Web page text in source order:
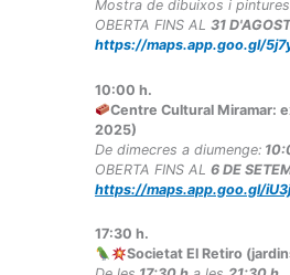
Mostra de dibuixos i
OBERTA FINS AL 31 D'AGOST
https://maps.app.goo.gl/
10:00 h.
Centre Cultural Miramar:
2025)
De dimecres a diumenge:
OBERTA FINS AL 6 DE
https://maps.app.goo.gl/
17:30 h.
Societat El Retiro